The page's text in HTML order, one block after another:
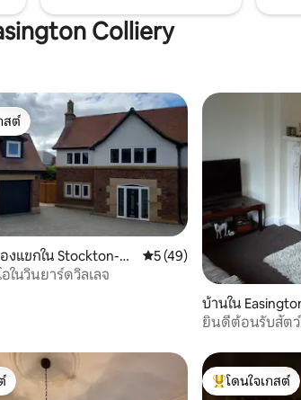
Colliery
รีวิว
ต์ที่สุด
สต์
แขกใน Stockton-on
คะแนนเฉลี่ย 5 จาก 5, 49 รี
5 (49)
ในวินยาร์ดวิลเลจ
บ้านใน
ยินดีต้อนรับสัต
โดนใจเกสต์ที่สุด
โดนใจเกสต์